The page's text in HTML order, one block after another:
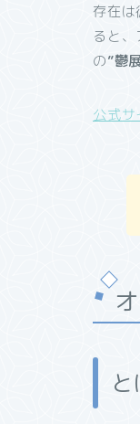
存在は
ると
の”鬱
公式サ